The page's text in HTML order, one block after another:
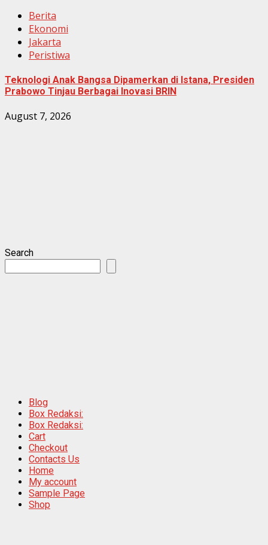
Berita
Ekonomi
Jakarta
Peristiwa
Teknologi Anak Bangsa Dipamerkan di Istana, Presiden
Prabowo Tinjau Berbagai Inovasi BRIN
August 7, 2026
Search
Blog
Box Redaksi:
Box Redaksi:
Cart
Checkout
Contacts Us
Home
My account
Sample Page
Shop